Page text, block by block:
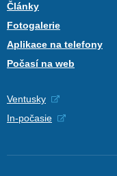
Články
Fotogalerie
Aplikace na telefony
Počasí na web
Ventusky
In-počasie